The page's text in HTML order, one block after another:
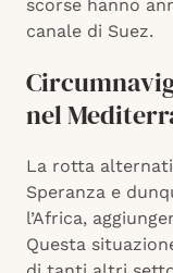
scorse hanno
canale di Suez.
nel
La rotta
Speranza e
l’Africa,
Questa